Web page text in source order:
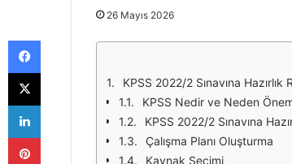
26 Mayıs 2026
KPSS 2022/2 Sınavına Hazırlık
KPSS Nedir ve Neden
KPSS 2022/2 Sınavına
Çalışma Planı Oluşturma
Kaynak Seçimi
Facebook
X
LinkedIn
Pinterest